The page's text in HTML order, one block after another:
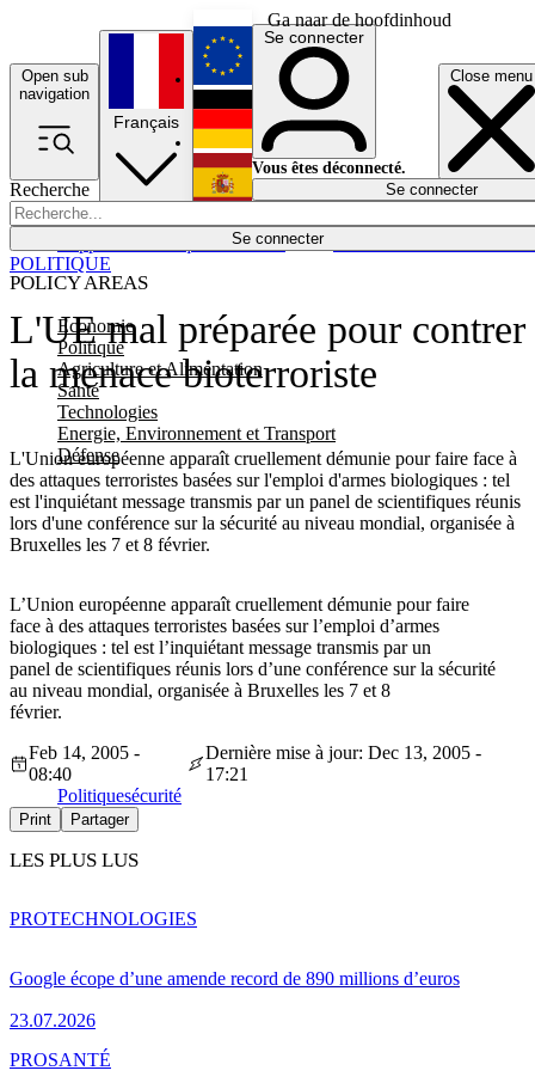
Ga naar de hoofdinhoud
Open sub
navigation
Close menu
Recherche
Se connecter
POLICY AREAS
Economie
Politique
Agriculture et Alimentation
Santé
Technologies
Energie, Environnement et Transport
Défense
Économie
Français
English
Deutsch
Español
Se connecter
Vous êtes déconnecté.
Se connecter
L'UE mal préparée pour contrer
la menace bioterroriste
L'Union européenne apparaît cruellement démunie pour faire face à
des attaques terroristes basées sur l'emploi d'armes biologiques : tel
est l'inquiétant message transmis par un panel de scientifiques réunis
lors d'une conférence sur la sécurité au niveau mondial, organisée à
Bruxelles les 7 et 8 février.
POLITIQUE
L’Union européenne apparaît cruellement démunie pour faire
face à des attaques terroristes basées sur l’emploi d’armes
biologiques : tel est l’inquiétant message transmis par un
panel de scientifiques réunis lors d’une conférence sur la sécurité
au niveau mondial, organisée à Bruxelles les 7 et 8
février.
Feb 14, 2005 -
08:40
Dernière mise à jour: Dec 13, 2005 -
17:21
Politiquesécurité
Print Partager
LES PLUS LUS
Google écope d’une amende record de 890 millions d’euros
23.07.2026
PROTECHNOLOGIES
PROSANTÉ